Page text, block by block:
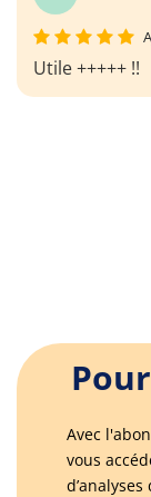
Utile +++++ !!
Avec
vous